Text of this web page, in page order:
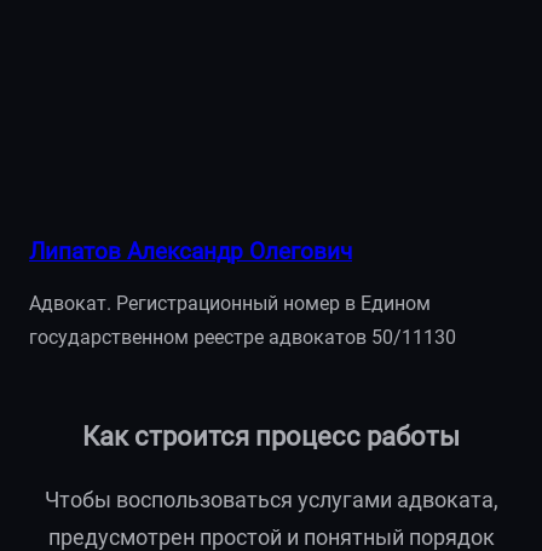
Липатов Александр Олегович
Адвокат. Регистрационный номер в Едином
государственном реестре адвокатов 50/11130
Как строится процесс работы
Чтобы воспользоваться услугами адвоката,
предусмотрен простой и понятный порядок